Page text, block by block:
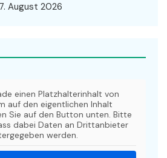
August 2026
einen Platzhalterinhalt von
auf den eigentlichen Inhalt
Sie auf den Button unten. Bitte
dabei Daten an Drittanbieter
werden.